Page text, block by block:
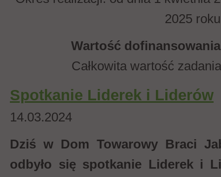
2025 roku
Wartość
Całkowita wartość
Spotkanie Liderek i Liderów
14.03.2024
Dziś w Dom Towarowy Braci
odbyło się spotkanie Liderek i